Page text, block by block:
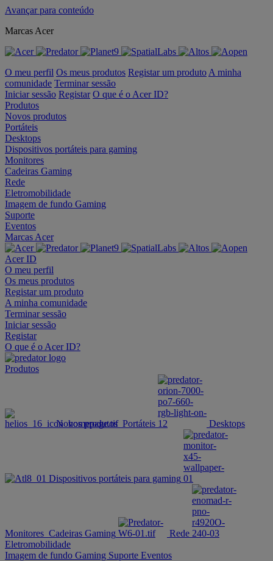
Avançar para conteúdo
Marcas Acer
O meu perfil Os meus produtos Registar um produto A minha
comunidade Terminar sessão
Iniciar sessão Registar O que é o Acer ID?
Produtos
Novos produtos
Portáteis
Desktops
Dispositivos portáteis para gaming
Monitores
Cadeiras Gaming
Rede
Eletromobilidade
Imagem de fundo Gaming
Suporte
Eventos
Marcas Acer
Acer ID
O meu perfil
Os meus produtos
Registar um produto
A minha comunidade
Terminar sessão
Iniciar sessão
Registar
O que é o Acer ID?
Produtos
Novos produtos Portáteis Desktops
Dispositivos portáteis para gaming
Monitores Cadeiras Gaming
Rede
Eletromobilidade
Imagem de fundo Gaming Suporte Eventos